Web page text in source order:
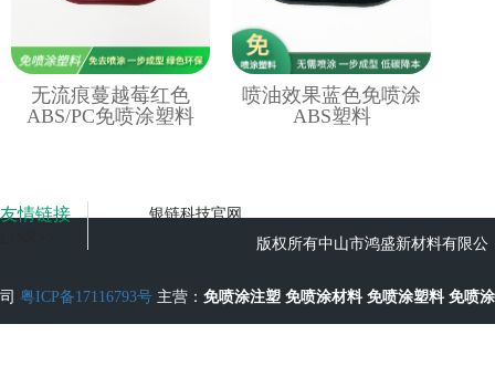
无流痕蔓越莓红色
ABS/PC免喷涂塑料
喷油效果蓝色免喷涂
ABS塑料
友情链接
银链科技官网
版权所有中山市鸿盛新材料有限公
司 粤ICP备17116793号 主营： 免喷涂注塑 免喷涂材料 免喷涂塑料 免喷涂